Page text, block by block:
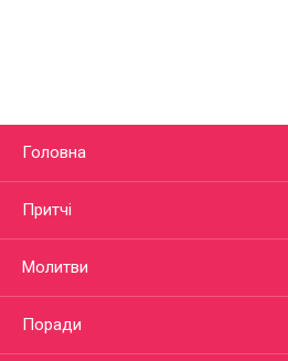
Головна
Притчі
Молитви
Поради